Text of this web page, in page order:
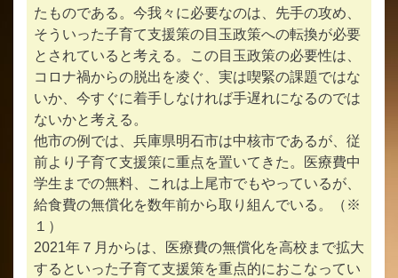
たものである。今我々に必要なのは、先手の攻め、
そういった子育て支援策の目玉政策への転換が必要
とされていると考える。この目玉政策の必要性は、
コロナ禍からの脱出を凌ぐ、実は喫緊の課題ではな
いか、今すぐに着手しなければ手遅れになるのでは
ないかと考える。
他市の例では、兵庫県明石市は中核市であるが、従
前より子育て支援策に重点を置いてきた。医療費中
学生までの無料、これは上尾市でもやっているが、
給食費の無償化を数年前から取り組んでいる。（※
１）
2021年７月からは、医療費の無償化を高校まで拡大
するといった子育て支援策を重点的におこなってい